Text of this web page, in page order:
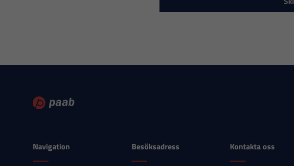
Navigation Besöksadress Kontakta oss